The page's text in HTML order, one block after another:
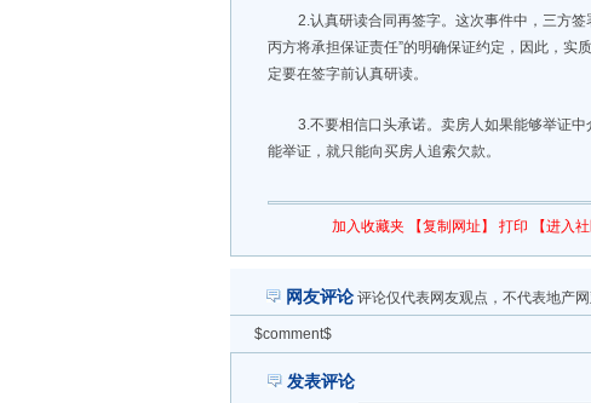
2.认真研读合同再签字。这次事件中，三方
丙方将承担保证责任”的明确保证约定，因此，实
定要在签字前认真研读。
3.不要相信口头承诺。卖房人如果能够举证
能举证，就只能向买房人追索欠款。
加入收藏夹 【复制网址】 打印 【进入社
网友评论 评论仅代表网友观点，不代表地产
$comment$
发表评论